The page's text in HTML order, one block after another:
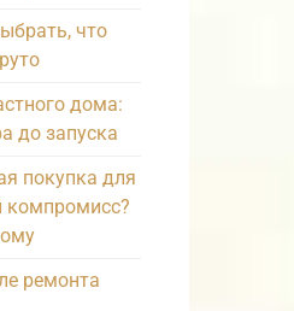
что
дома:
до запуска
покупка для
компромисс?
ремонта